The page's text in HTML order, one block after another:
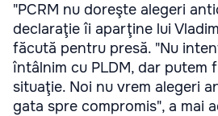
"PCRM nu doreşte alegeri
declaraţie îi aparţine lui
făcută pentru presă. "Nu
întâlnim cu PLDM, dar putem
situaţie. Noi nu vrem alegeri
gata spre compromis", a mai